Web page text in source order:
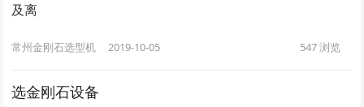
及离
常州金刚石选型机 2019-10-05 547浏览
选金刚石设备